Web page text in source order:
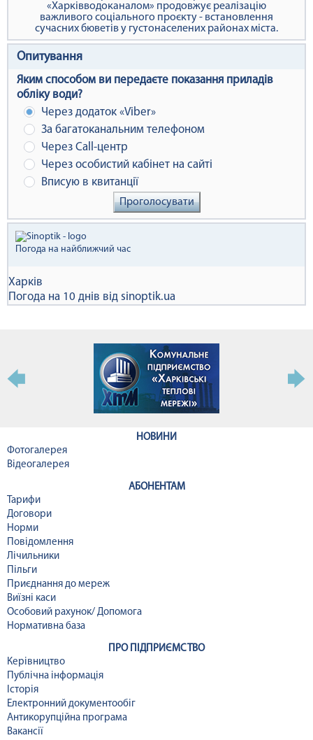
«Харківводоканалом» продовжує реалізацію
важливого соціального проєкту - встановлення
сучасних бюветів у густонаселених районах міста.
Опитування
Яким способом ви передаєте показання приладів
обліку води?
Через додаток «Viber»
За багатоканальним телефоном
Через Сall-центр
Через особистий кабінет на сайті
Вписую в квитанції
Проголосувати
Погода на найближчий час
Харків
Погода на 10 днів від sinoptik.ua
НОВИНИ
Фотогалерея
Відеогалерея
АБОНЕНТАМ
Тарифи
Договори
Норми
Повідомлення
Лічильники
Пільги
Приєднання до мереж
Виїзні каси
Особовий рахунок/ Допомога
Нормативна база
ПРО ПІДПРИЄМСТВО
Керівництво
Публічна інформація
Історія
Електронний документообіг
Антикорупційна програма
Вакансії